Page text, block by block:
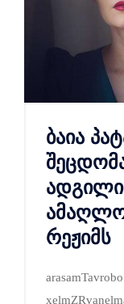
ბაია
რეჟიმს